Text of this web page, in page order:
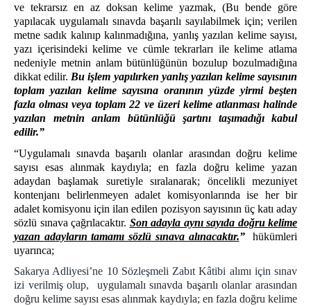
ve tekrarsız en az doksan kelime yazmak, (Bu bende göre
yapılacak uygulamalı sınavda başarılı sayılabilmek için; verilen
metne sadık kalınıp kalınmadığına, yanlış yazılan kelime sayısı,
yazı içerisindeki kelime ve cümle tekrarları ile kelime atlama
nedeniyle metnin anlam bütünlüğünün bozulup bozulmadığına
dikkat edilir. Bu işlem yapılırken yanlış yazılan kelime sayısının
toplam yazılan kelime sayısına oranının yüzde yirmi beşten
fazla olması veya toplam 22 ve üzeri kelime atlanması halinde
yazılan metnin anlam bütünlüğü şartını taşımadığı kabul
edilir.”
“Uygulamalı sınavda başarılı olanlar arasından doğru kelime
sayısı esas alınmak kaydıyla; en fazla doğru kelime yazan
adaydan başlamak suretiyle sıralanarak; öncelikli mezuniyet
kontenjanı belirlenmeyen adalet komisyonlarında ise her bir
adalet komisyonu için ilan edilen pozisyon sayısının üç katı aday
sözlü sınava çağrılacaktır. Son adayla aynı sayıda doğru kelime
yazan adayların tamamı sözlü sınava alınacaktır.”hükümleri
uyarınca;
Sakarya Adliyesi’ne 10 Sözleşmeli Zabıt Kâtibi alımı için sınav
izi verilmiş olup, uygulamalı sınavda başarılı olanlar arasından
doğru kelime sayısı esas alınmak kaydıyla; en fazla doğru kelime